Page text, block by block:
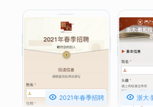
 2021年春季招聘  浙大